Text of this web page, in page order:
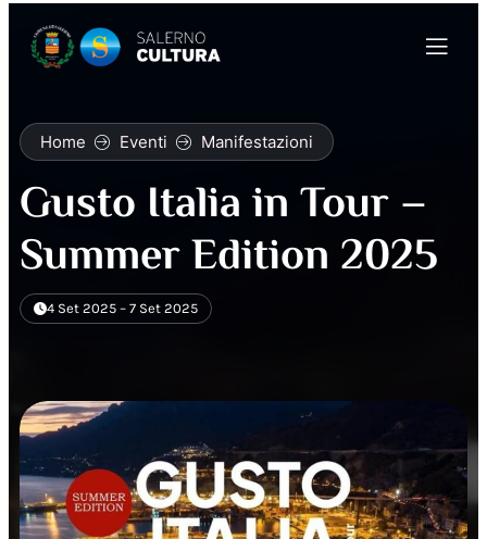
Home Eventi Manifestazioni
Gusto Italia in Tour –
Summer Edition 2025
4 Set 2025 – 7 Set 2025